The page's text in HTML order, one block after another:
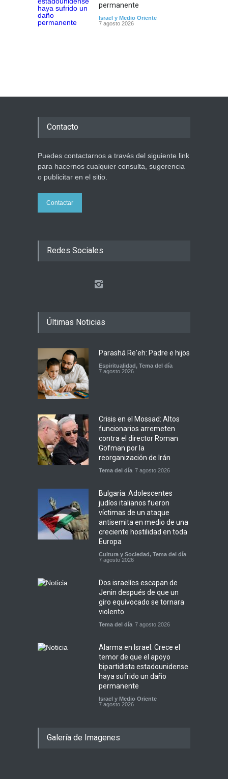
permanente
Israel y Medio Oriente
7 agosto 2026
Contacto
Puedes contactarnos a través del siguiente link
para hacernos cualquier consulta, sugerencia
o publicitar en el sitio.
Contactar
Redes Sociales
Últimas Noticias
Parashá Re'eh: Padre e hijos
Espiritualidad, Tema del día
7 agosto 2026
Crisis en el Mossad: Altos
funcionarios arremeten
contra el director Roman
Gofman por la
reorganización de Irán
Tema del día 7 agosto 2026
Bulgaria: Adolescentes
judíos italianos fueron
víctimas de un ataque
antisemita en medio de una
creciente hostilidad en toda
Europa
Cultura y Sociedad, Tema del día
7 agosto 2026
Dos israelíes escapan de
Jenin después de que un
giro equivocado se tornara
violento
Tema del día 7 agosto 2026
Alarma en Israel: Crece el
temor de que el apoyo
bipartidista estadounidense
haya sufrido un daño
permanente
Israel y Medio Oriente
7 agosto 2026
Galería de Imagenes